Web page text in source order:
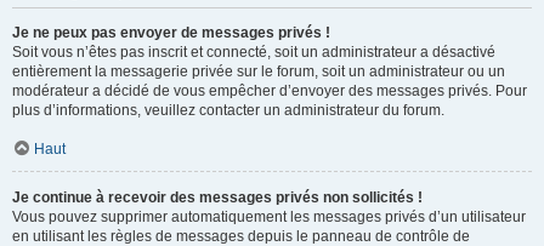
Je ne peux pas envoyer de messages privés !
Soit vous n’êtes pas inscrit et connecté, soit un administrateur a désactivé
entièrement la messagerie privée sur le forum, soit un administrateur ou un
modérateur a décidé de vous empêcher d’envoyer des messages privés. Pour
plus d’informations, veuillez contacter un administrateur du forum.
Haut
Je continue à recevoir des messages privés non sollicités !
Vous pouvez supprimer automatiquement les messages privés d’un utilisateur
en utilisant les règles de messages depuis le panneau de contrôle de